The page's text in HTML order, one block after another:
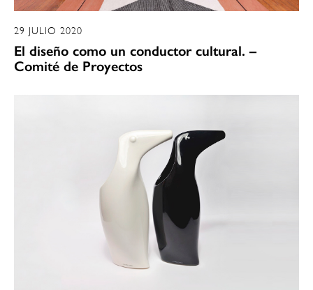
29 JULIO 2020
El diseño como un conductor cultural. –
Comité de Proyectos